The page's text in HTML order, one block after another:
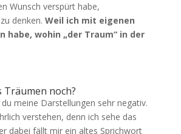
Wunsch verspürt habe,
denken. Weil ich mit eigenen
habe, wohin „der Traum“ in der
Träumen noch?
meine Darstellungen sehr negativ.
verstehen, denn ich sehe das
dabei fällt mir ein altes Sprichwort